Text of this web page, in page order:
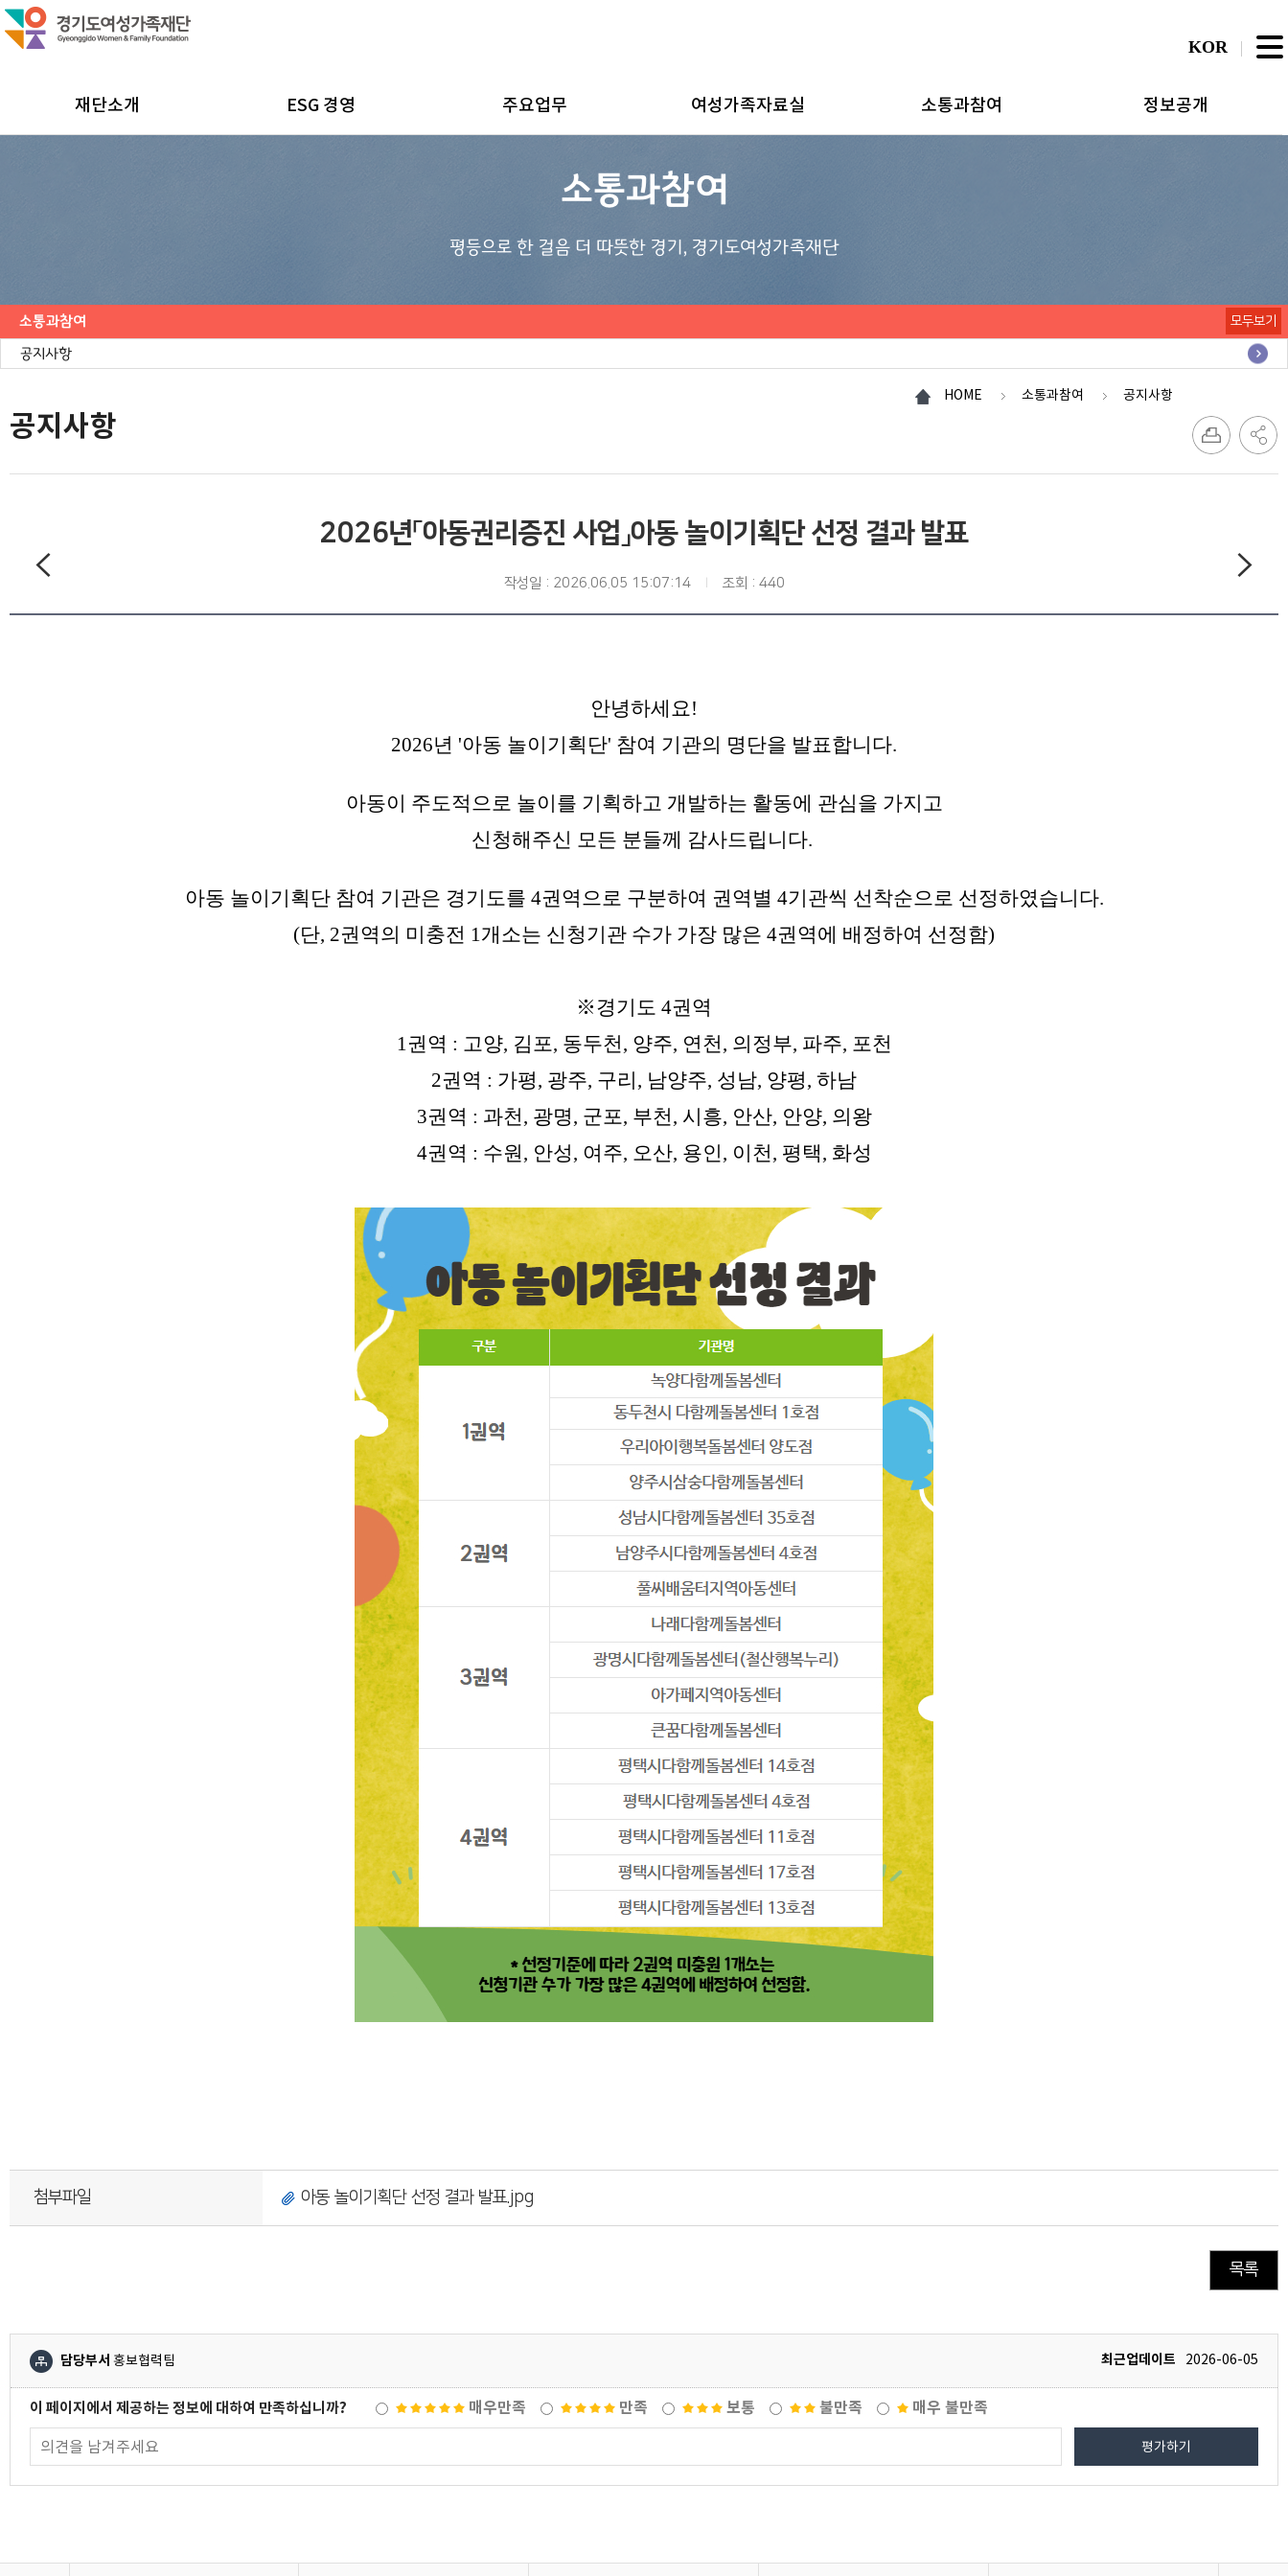
재단소개 ESG 경영 주요업무 여성가족자료실 소통과참여 정보공개
KOR
소통과참여
평등으로 한 걸음 더 따뜻한 경기, 경기도여성가족재단
소통과참여
공지사항
모두보기
HOME 소통과참여 공지사항
공지사항
2026년「아동권리증진 사업」아동 놀이기획단 선정 결과 발표
작성일 : 2026.06.05 15:07:14 조회 : 440
안녕하세요!
2026년 '아동 놀이기획단' 참여 기관의 명단을 발표합니다.
아동이 주도적으로 놀이를 기획하고 개발하는 활동에 관심을 가지고
신청해주신 모든 분들께 감사드립니다.
아동 놀이기획단 참여 기관은 경기도를 4권역으로 구분하여 권역별 4기관씩 선착순으로 선정하였습니다.
(단, 2권역의 미충전 1개소는 신청기관 수가 가장 많은 4권역에 배정하여 선정함)
※경기도 4권역
1권역 : 고양, 김포, 동두천, 양주, 연천, 의정부, 파주, 포천
2권역 : 가평, 광주, 구리, 남양주, 성남, 양평, 하남
3권역 : 과천, 광명, 군포, 부천, 시흥, 안산, 안양, 의왕
4권역 : 수원, 안성, 여주, 오산, 용인, 이천, 평택, 화성
첨부파일 아동 놀이기획단 선정 결과 발표.jpg
목록
담당부서 홍보협력팀 최근업데이트 2026-06-05
이 페이지에서 제공하는 정보에 대하여 만족하십니까? 매우만족 만족 보통 불만족 매우 불만족
평가하기